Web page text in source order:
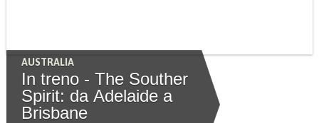
AUSTRALIA
In treno - The Souther
Spirit: da Adelaide a
Brisbane